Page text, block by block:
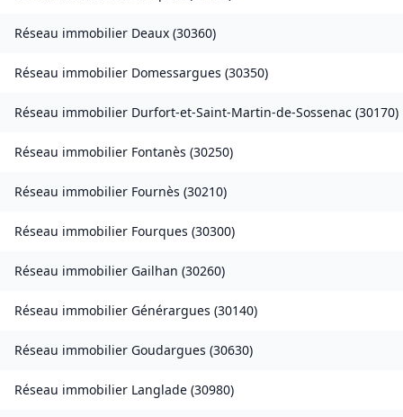
Réseau immobilier Deaux (30360)
Réseau immobilier Domessargues (30350)
Réseau immobilier Durfort-et-Saint-Martin-de-Sossenac (30170)
Réseau immobilier Fontanès (30250)
Réseau immobilier Fournès (30210)
Réseau immobilier Fourques (30300)
Réseau immobilier Gailhan (30260)
Réseau immobilier Générargues (30140)
Réseau immobilier Goudargues (30630)
Réseau immobilier Langlade (30980)